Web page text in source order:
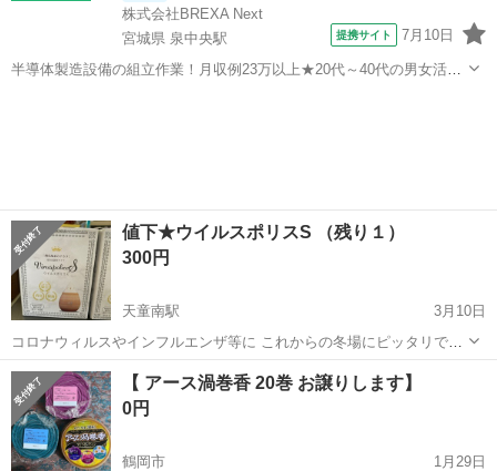
株式会社BREXA Next
宮城県 泉中央駅
提携サイト 7月10日
半導体製造設備の組立作業！月収例23万以上★20代～40代の男女活躍
値下★ウイルスポリスS （残り１）
300円
天童南駅
3月10日
コロナウィルスやインフルエンザ等に これからの冬場にピッタリで
す。 未開封のお洒落な木目調で 可愛い雫💧型の置き型タイプです。
居酒屋のカウンターで見かけ、 お取り寄せ？しているそうで数個譲っ
ていただきました。...
山形 天童市 天童南駅 芳香剤、消臭剤 居間
【 アース渦巻香 20巻 お譲りします】
0円
鶴岡市
1月29日